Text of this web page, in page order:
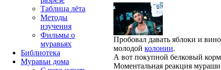
Пробовал давать яблоки и
молодой колонии.
А вот покупной белковый
Моментальная реакция
Таблица лёта
Методы
изучения
Фильмы о
муравьях
Библиотека
Муравьи дома